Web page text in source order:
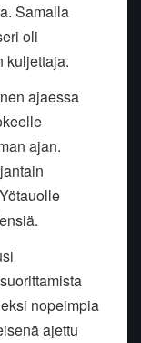
Samalla
oli
kuljettaja.
ajaessa
ajan.
nopeimpia
ajettu